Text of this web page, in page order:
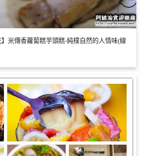
】米傳香蘿蔔糕芋頭糕-純樸自然的人情味(線